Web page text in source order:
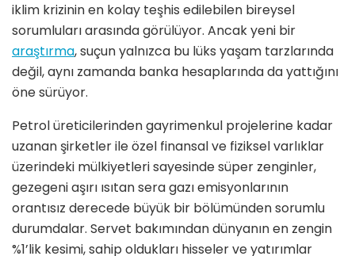
iklim krizinin en kolay teşhis edilebilen bireysel
sorumluları arasında görülüyor. Ancak yeni bir
araştırma, suçun yalnızca bu lüks yaşam tarzlarında
değil, aynı zamanda banka hesaplarında da yattığını
öne sürüyor.
Petrol üreticilerinden gayrimenkul projelerine kadar
uzanan şirketler ile özel finansal ve fiziksel varlıklar
üzerindeki mülkiyetleri sayesinde süper zenginler,
gezegeni aşırı ısıtan sera gazı emisyonlarının
orantısız derecede büyük bir bölümünden sorumlu
durumdalar. Servet bakımından dünyanın en zengin
%1’lik kesimi, sahip oldukları hisseler ve yatırımlar